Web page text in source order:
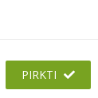
PIRKTI